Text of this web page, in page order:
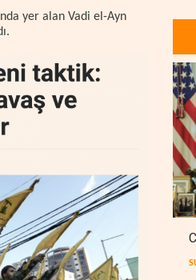
yer alan Vadi el-Ayn